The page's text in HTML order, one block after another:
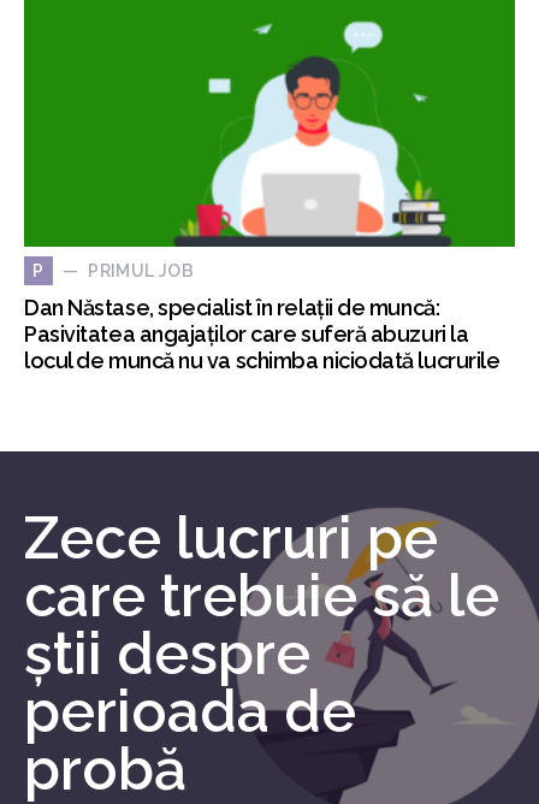
P PRIMUL JOB
Dan Năstase, specialist în relații de muncă:
Pasivitatea angajaților care suferă abuzuri la
locul de muncă nu va schimba niciodată lucrurile
Zece lucruri pe
care trebuie să le
știi despre
perioada de
probă